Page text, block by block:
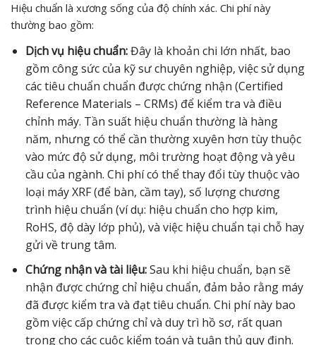
Hiệu chuẩn là xương sống của độ chính xác. Chi phí này
thường bao gồm:
Dịch vụ hiệu chuẩn:Đây là khoản chi lớn nhất, bao
gồm công sức của kỹ sư chuyên nghiệp, việc sử dụng
các tiêu chuẩn chuẩn được chứng nhận (Certified
Reference Materials – CRMs) để kiểm tra và điều
chỉnh máy. Tần suất hiệu chuẩn thường là hàng
năm, nhưng có thể cần thường xuyên hơn tùy thuộc
vào mức độ sử dụng, môi trường hoạt động và yêu
cầu của ngành. Chi phí có thể thay đổi tùy thuộc vào
loại máy XRF (để bàn, cầm tay), số lượng chương
trình hiệu chuẩn (ví dụ: hiệu chuẩn cho hợp kim,
RoHS, độ dày lớp phủ), và việc hiệu chuẩn tại chỗ hay
gửi về trung tâm.
Chứng nhận và tài liệu:Sau khi hiệu chuẩn, bạn sẽ
nhận được chứng chỉ hiệu chuẩn, đảm bảo rằng máy
đã được kiểm tra và đạt tiêu chuẩn. Chi phí này bao
gồm việc cấp chứng chỉ và duy trì hồ sơ, rất quan
trọng cho các cuộc kiểm toán và tuân thủ quy định.